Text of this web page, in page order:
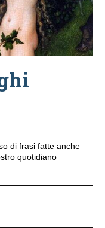
di frasi fatte anche
quotidiano